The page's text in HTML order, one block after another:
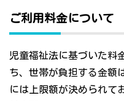
ご利用料金について
児童福祉法に基づいた料
ち、世帯が負担する金額
には上限額が決められて